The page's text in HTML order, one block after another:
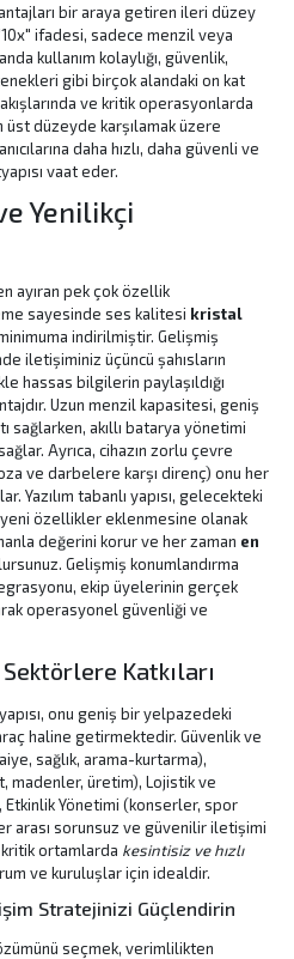
bir araya getiren ileri düzey
ifadesi, sadece menzil veya
kullanım kolaylığı, güvenlik,
gibi birçok alandaki on kat
ve kritik operasyonlarda
üst düzeyde karşılamak üzere
daha hızlı, daha güvenli ve
vaat eder.
Yenilikçi
ayıran pek çok özellik
sayesinde ses kalitesi kristal
indirilmiştir. Gelişmiş
iletişiminiz üçüncü şahısların
hassas bilgilerin paylaşıldığı
Uzun menzil kapasitesi, geniş
sağlarken, akıllı batarya yönetimi
Ayrıca, cihazın zorlu çevre
ve darbelere karşı direnç) onu her
Yazılım tabanlı yapısı, gelecekteki
özellikler eklenmesine olanak
değerini korur ve her zaman en
Gelişmiş konumlandırma
ekip üyelerinin gerçek
operasyonel güvenliği ve
Katkıları
onu geniş bir yelpazedeki
haline getirmektedir. Güvenlik ve
sağlık, arama-kurtarma),
madenler, üretim), Lojistik ve
Etkinlik Yönetimi (konserler, spor
arası sorunsuz ve güvenilir iletişimi
ortamlarda kesintisiz ve hızlı
ve kuruluşlar için idealdir.
Stratejinizi Güçlendirin
seçmek, verimlilikten